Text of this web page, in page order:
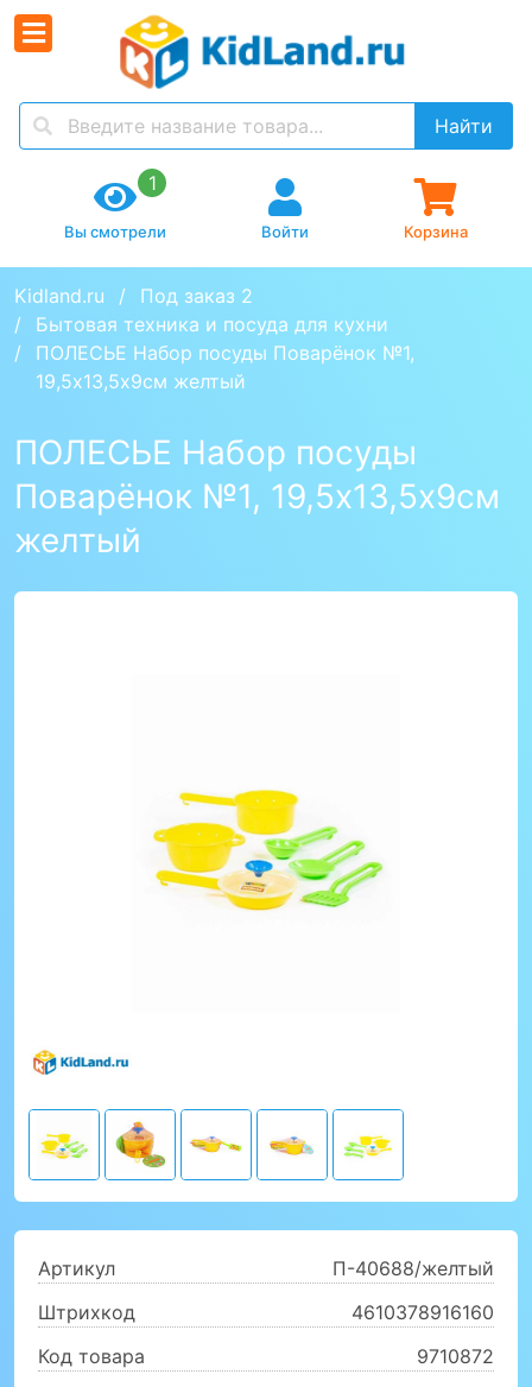
Найти
1
Вы смотрели Войти Корзина
Kidland.ru
Под заказ 2
Бытовая техника и посуда для кухни
ПОЛЕСЬЕ Набор посуды Поварёнок №1,
19,5х13,5х9см желтый
ПОЛЕСЬЕ Набор посуды
Поварёнок №1, 19,5х13,5х9см
желтый
Артикул
П-40688/желтый
Штрихкод
4610378916160
Код товара
9710872